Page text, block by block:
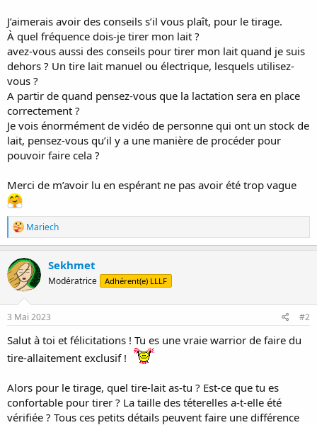
J’aimerais avoir des conseils s’il vous plaît, pour le tirage.
À quel fréquence dois-je tirer mon lait ?
avez-vous aussi des conseils pour tirer mon lait quand je suis
dehors ? Un tire lait manuel ou électrique, lesquels utilisez-
vous ?
A partir de quand pensez-vous que la lactation sera en place
correctement ?
Je vois énormément de vidéo de personne qui ont un stock de
lait, pensez-vous qu’il y a une manière de procéder pour
pouvoir faire cela ?
Merci de m’avoir lu en espérant ne pas avoir été trop vague
R
é
a
c
t
i
o
n
s
Mariech
Sekhmet
Modératrice Adhérent(e) LLLF
3 Mai 2023 #2
Salut à toi et félicitations ! Tu es une vraie warrior de faire du
tire-allaitement exclusif !
Alors pour le tirage, quel tire-lait as-tu ? Est-ce que tu es
confortable pour tirer ? La taille des téterelles a-t-elle été
vérifiée ? Tous ces petits détails peuvent faire une différence